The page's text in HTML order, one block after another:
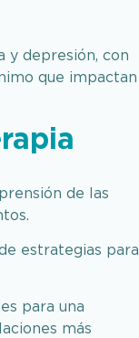
y depresión, con
que impactan
de las
.​
estrategias para
para una
más